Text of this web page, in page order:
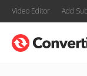
Video Editor Add